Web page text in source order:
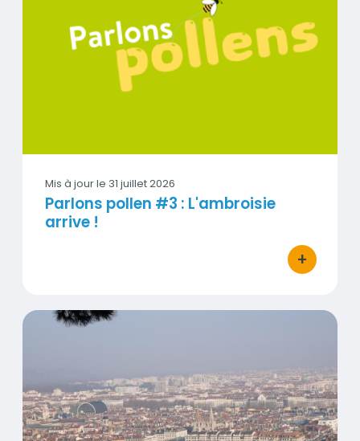
Mis à jour le 31 juillet 2026
Parlons pollen #3 : L'ambroisie
arrive !
+
bouton
Actualisation de la Carte Stratégique Air régionale
Visuel